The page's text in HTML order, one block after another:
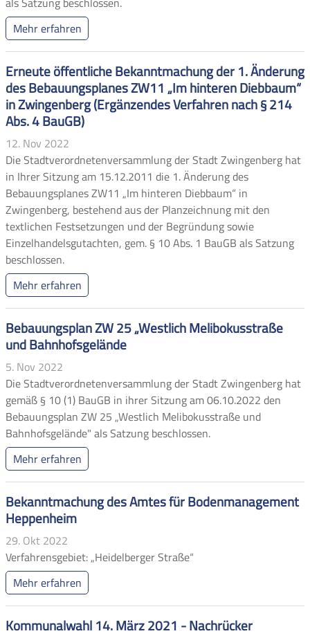
Mehr erfahren
Erneute öffentliche Bekanntmachung der 1. Änderung
des Bebauungsplanes ZW11 „Im hinteren Diebbaum“
in Zwingenberg (Ergänzendes Verfahren nach § 214
Abs. 4 BauGB)
12. Nov 2022
Die Stadtverordnetenversammlung der Stadt Zwingenberg hat
in Ihrer Sitzung am 15.12.2011 die 1. Änderung des
Bebauungsplanes ZW11 „Im hinteren Diebbaum“ in
Zwingenberg, bestehend aus der Planzeichnung mit den
textlichen Festsetzungen und der Begründung sowie
Einzelhandelsgutachten, gem. § 10 Abs. 1 BauGB als Satzung
beschlossen.
Mehr erfahren
Bebauungsplan ZW 25 „Westlich Melibokusstraße
und Bahnhofsgelände
5. Nov 2022
Die Stadtverordnetenversammlung der Stadt Zwingenberg hat
gemäß § 10 (1) BauGB in ihrer Sitzung am 06.10.2022 den
Bebauungsplan ZW 25 „Westlich Melibokusstraße und
Bahnhofsgelände" als Satzung beschlossen.
Mehr erfahren
Bekanntmachung des Amtes für Bodenmanagement
Heppenheim
29. Okt 2022
Verfahrensgebiet: „Heidelberger Straße“
Mehr erfahren
Kommunalwahl 14. März 2021 - Nachrücker